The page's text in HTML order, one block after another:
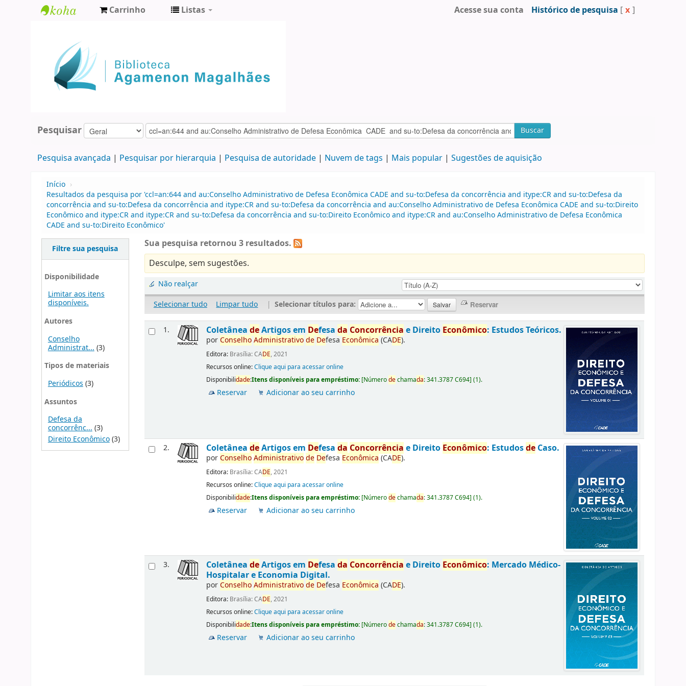
Agamenon
Magalhães
Carrinho Listas Acesse sua conta Histórico de pesquisa [ x ]
Pesquisar Buscar
Pesquisa avançada Pesquisar por hierarquia Pesquisa de autoridade Nuvem de tags Mais popular Sugestões de aquisição
Início ›
Resultados da pesquisa por 'ccl=an:644 and au:Conselho Administrativo de Defesa Econômica CADE and su-to:Defesa da concorrência and itype:CR and su-to:Defesa da
concorrência and su-to:Defesa da concorrência and itype:CR and su-to:Defesa da concorrência and au:Conselho Administrativo de Defesa Econômica CADE and su-to:Direito
Econômico and itype:CR and itype:CR and su-to:Defesa da concorrência and su-to:Direito Econômico and itype:CR and au:Conselho Administrativo de Defesa Econômica
CADE and su-to:Direito Econômico'
Filtre sua pesquisa
Disponibilidade
Limitar aos itens
disponíveis.
Autores
Conselho
Administrat... (3)
Tipos de materiais
Periódicos (3)
Assuntos
Defesa da
concorrênc...(3)
Direito Econômico(3)
Sua pesquisa retornou 3 resultados.
Desculpe, sem sugestões.
Não realçar
Selecionar tudo
Limpar tudo | Selecionar títulos para:
1. ColetâneadeArtigos em Defesada Concorrência e Direito Econômico: Estudos Teóricos.
porConselhoAdministrativode Defesa Econômica (CADE).
Editora: Brasília: CADE, 2021
Recursos online:Clique aqui para acessar online
Disponibilidade:Itens disponíveis para empréstimo: [Númerodechamada:341.3787 C694](1).
Reservar Adicionar ao seu carrinho
2. ColetâneadeArtigos em Defesada Concorrência e Direito Econômico: Estudosde Caso.
porConselhoAdministrativode Defesa Econômica (CADE).
Editora: Brasília: CADE, 2021
Recursos online:Clique aqui para acessar online
Disponibilidade:Itens disponíveis para empréstimo: [Númerodechamada:341.3787 C694](1).
Reservar Adicionar ao seu carrinho
3. ColetâneadeArtigos em Defesada Concorrência e Direito Econômico: Mercado Médico-
Hospitalar e Economia Digital.
porConselhoAdministrativode Defesa Econômica (CADE).
Editora: Brasília: CADE, 2021
Recursos online:Clique aqui para acessar online
Disponibilidade:Itens disponíveis para empréstimo: [Númerodechamada:341.3787 C694](1).
Reservar Adicionar ao seu carrinho